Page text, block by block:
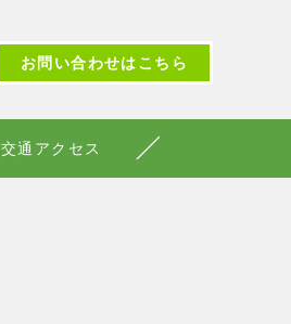
お問い合わせはこちら
交通アクセス